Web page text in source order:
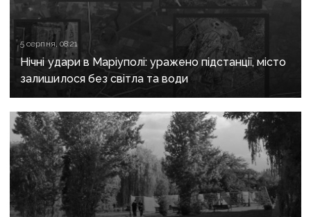
5 серпня, 08:21
Нічні удари в Маріуполі: уражено підстанції, місто
залишилося без світла та води